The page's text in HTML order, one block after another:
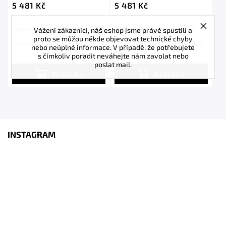
Vážení zákazníci, náš eshop jsme právě spustili a
proto se můžou někde objevovat technické chyby
nebo neúplné informace. V případě, že potřebujete
s čímkoliv poradit neváhejte nám zavolat nebo
poslat mail.
5 481 Kč
Maxton Design boční difuzory pod zadní
nárazník pro vozidlo Mini One R56 .
Povrchová úprava spoileru černý
5 481 Kč
Maxton Design difuzory pod boční
prahy pro vozidlo Mini One R56 .
Povrchová úprava spoileru černý lesklý
plast ABS.
INSTAGRAM